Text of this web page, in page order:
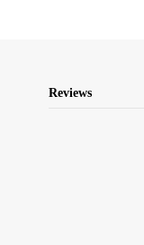
Reviews